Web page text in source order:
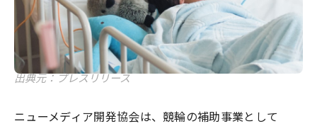
出典元：プレスリリース
ニューメディア開発協会は、競輪の補助事業として